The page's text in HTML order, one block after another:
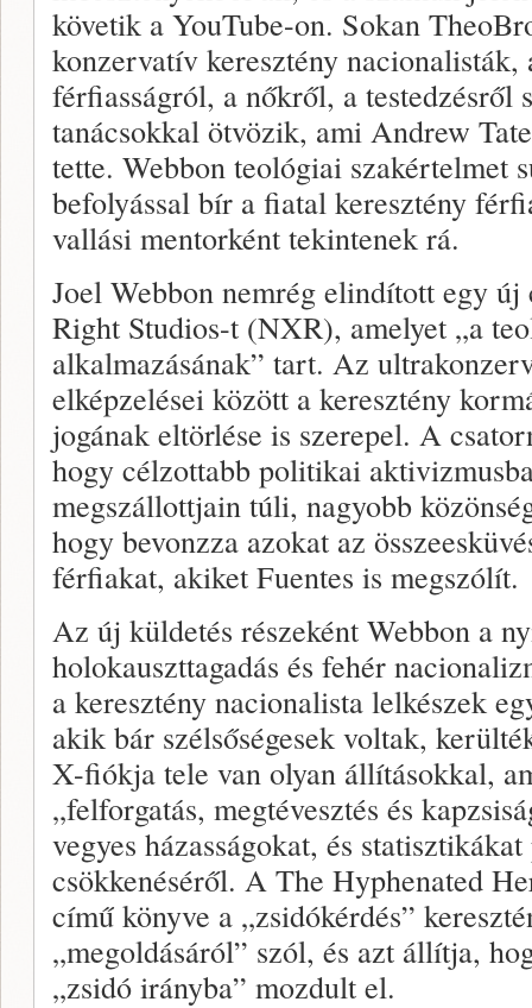
követik a YouTube-on. Sokan
konzervatív keresztény
férfiasságról, a nőkről, a testedzésről
tanácsokkal ötvözik, ami Andrew
tette. Webbon teológiai szakértelmet
befolyással bír a fiatal keresztény
vallási mentorként tekintenek rá.
Joel Webbon nemrég elindított egy
Right Studios-t (NXR), amelyet „a
alkalmazásának” tart. Az
elképzelései között a keresztény
jogának eltörlése is szerepel. A
hogy célzottabb politikai
megszállottjain túli, nagyobb
hogy bevonzza azokat az
férfiakat, akiket Fuentes is megszólít.
Az új küldetés részeként Webbon a
holokauszttagadás és fehér
a keresztény nacionalista lelkészek
akik bár szélsőségesek voltak,
X-fiókja tele van olyan állításokkal,
„felforgatás, megtévesztés és
vegyes házasságokat, és
csökkenéséről. A The Hyphenated
című könyve a „zsidókérdés”
„megoldásáról” szól, és azt állítja,
„zsidó irányba” mozdult el.